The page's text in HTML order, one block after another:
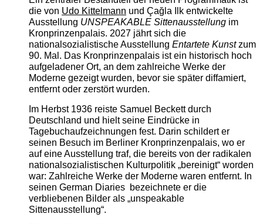
die von Udo Kittelmann und Çağla Ilk entwickelte
Ausstellung UNSPEAKABLE Sittenausstellungim
Kronprinzenpalais. 2027 jährt sich die
nationalsozialistische Ausstellung Entartete Kunstzum
90. Mal. Das Kronprinzenpalais ist ein historisch hoch
aufgeladener Ort, an dem zahlreiche Werke der
Moderne gezeigt wurden, bevor sie später diffamiert,
entfernt oder zerstört wurden.
Im Herbst 1936 reiste Samuel Beckett durch
Deutschland und hielt seine Eindrücke in
Tagebuchaufzeichnungen fest. Darin schildert er
seinen Besuch im Berliner Kronprinzenpalais, wo er
auf eine Ausstellung traf, die bereits von der radikalen
nationalsozialistischen Kulturpolitik „bereinigt“ worden
war: Zahlreiche Werke der Moderne waren entfernt. In
seinen German Diaries bezeichnete er die
verbliebenen Bilder als „unspeakable
Sittenausstellung“.